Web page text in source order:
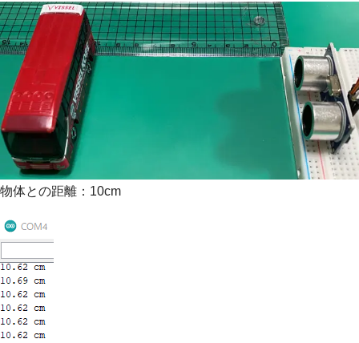
物体との距離：10cm